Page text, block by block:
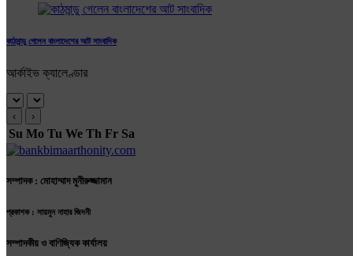
কাঠমান্ডু গেলেন বাংলাদেশের আট সাংবাদিক
আর্কাইভ ক্যালেণ্ডার
‹ ›
Su Mo Tu We Th Fr Sa
সম্পাদক : মোহাম্মাদ মুনীরুজ্জামান
প্রকাশক : সায়মুন নাহার জিদনী
সম্পাদকীয় ও বাণিজ্যিক কার্যালয়